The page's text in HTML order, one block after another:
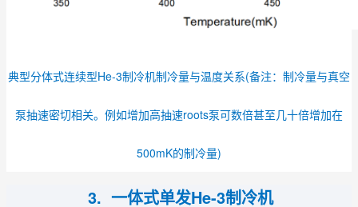
典型分体式连续型He-3制冷机制冷量与温度关系(备注：制冷量与真空
泵抽速密切相关。例如增加高抽速roots泵可数倍甚至几十倍增加在
500mK的制冷量)
3. 一体式单发He-3制冷机